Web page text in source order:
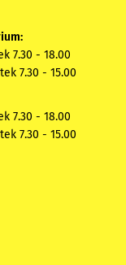
7.30 - 18.00
7.30 - 15.00
7.30 - 18.00
7.30 - 15.00